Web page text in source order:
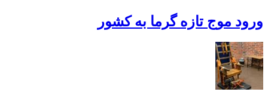
ورود موج تازه گرما به کشور